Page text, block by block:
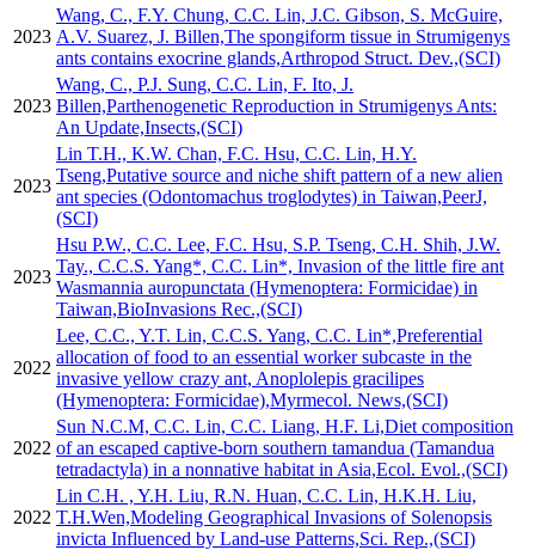
2023
Wang, C., F.Y. Chung, C.C. Lin, J.C. Gibson, S. McGuire,
A.V. Suarez, J. Billen,The spongiform tissue in Strumigenys
ants contains exocrine glands,Arthropod Struct. Dev.,(SCI)
2023
Wang, C., P.J. Sung, C.C. Lin, F. Ito, J.
Billen,Parthenogenetic Reproduction in Strumigenys Ants:
An Update,Insects,(SCI)
2023
Lin T.H., K.W. Chan, F.C. Hsu, C.C. Lin, H.Y.
Tseng,Putative source and niche shift pattern of a new alien
ant species (Odontomachus troglodytes) in Taiwan,PeerJ,
(SCI)
2023
Hsu P.W., C.C. Lee, F.C. Hsu, S.P. Tseng, C.H. Shih, J.W.
Tay., C.C.S. Yang*, C.C. Lin*, Invasion of the little fire ant
Wasmannia auropunctata (Hymenoptera: Formicidae) in
Taiwan,BioInvasions Rec.,(SCI)
2022
Lee, C.C., Y.T. Lin, C.C.S. Yang, C.C. Lin*,Preferential
allocation of food to an essential worker subcaste in the
invasive yellow crazy ant, Anoplolepis gracilipes
(Hymenoptera: Formicidae),Myrmecol. News,(SCI)
2022
Sun N.C.M, C.C. Lin, C.C. Liang, H.F. Li,Diet composition
of an escaped captive-born southern tamandua (Tamandua
tetradactyla) in a nonnative habitat in Asia,Ecol. Evol.,(SCI)
2022
Lin C.H. , Y.H. Liu, R.N. Huan, C.C. Lin, H.K.H. Liu,
T.H.Wen,Modeling Geographical Invasions of Solenopsis
invicta Influenced by Land-use Patterns,Sci. Rep.,(SCI)